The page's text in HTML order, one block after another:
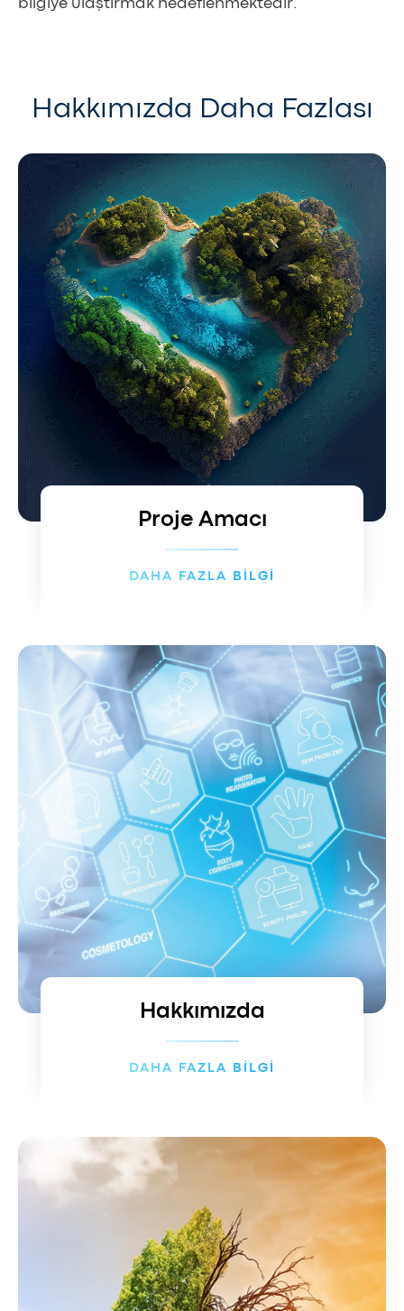
bilgiye ulaştırmak hedeflenmektedir.
Hakkımızda Daha Fazlası
Proje Amacı
DAHA FAZLA BİLGİ
Hakkımızda
DAHA FAZLA BİLGİ